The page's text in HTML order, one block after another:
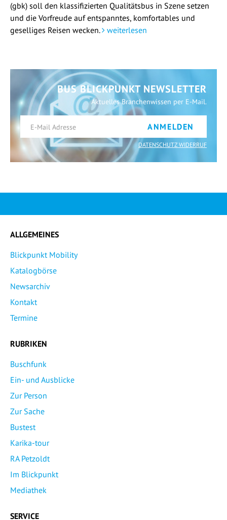
(gbk) soll den klassifizierten Qualitätsbus in Szene setzen
und die Vorfreude auf entspanntes, komfortables und
geselliges Reisen wecken.
weiterlesen
BUS BLICKPUNKT NEWSLETTER
Aktuelles Branchenwissen per E-Mail.
ANMELDEN
DATENSCHUTZ WIDERRUF
ALLGEMEINES
Blickpunkt Mobility
Katalogbörse
Newsarchiv
Kontakt
Termine
RUBRIKEN
Buschfunk
Ein- und Ausblicke
Zur Person
Zur Sache
Bustest
Karika-tour
RA Petzoldt
Im Blickpunkt
Mediathek
SERVICE